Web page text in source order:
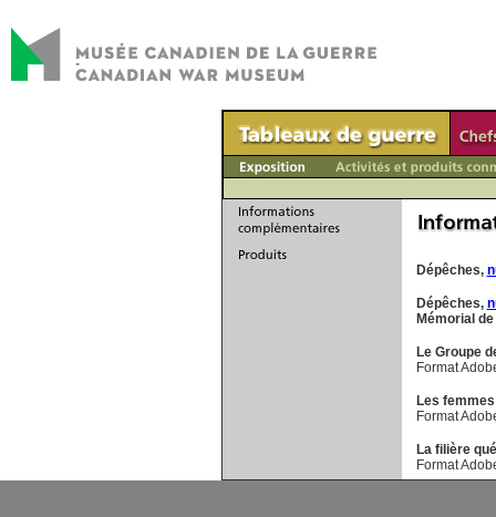
Dépêches,
Dépêches,
Mémorial
Le Groupe
Format
Les
Format
La filière
Format